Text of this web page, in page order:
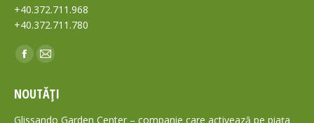
+40.372.711.968
+40.372.711.780
Find us on:
Facebook
opens
in
Mail
opens
in
NOUTĂȚI
Glissando Garden Center – companie care activează pe piața